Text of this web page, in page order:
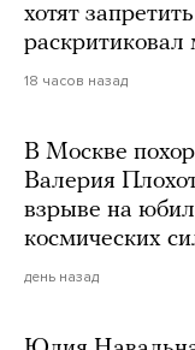
хотят
18 часов назад
В Москве
Валерия
взрыве на
космических
день назад